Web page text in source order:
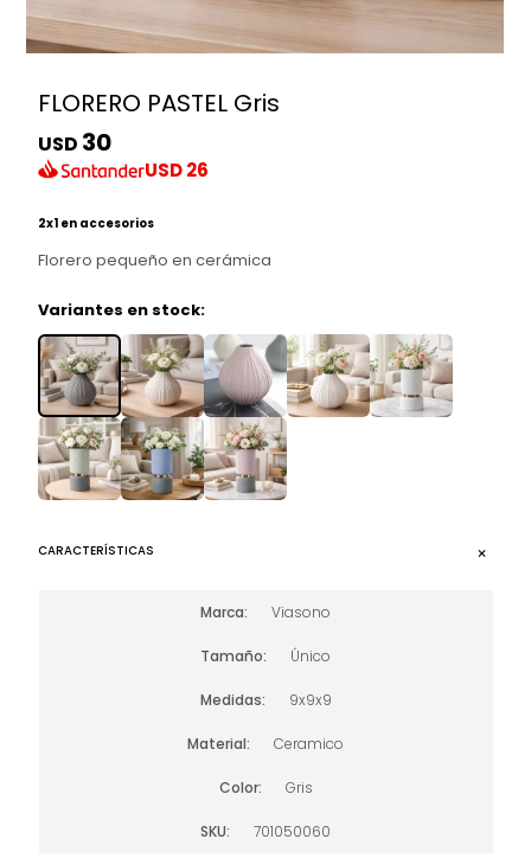
FLORERO PASTEL Gris
USD 30
USD26
2x1 en accesorios
Florero pequeño en cerámica
Variantes en stock:
CARACTERÍSTICAS
Marca Viasono
Tamaño Único
Medidas 9x9x9
Material Ceramico
Color Gris
SKU 701050060